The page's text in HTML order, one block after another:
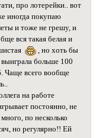
про лотерейки.. вот
иногда покупаю
и тоже не грешу, и
вся такая белая и
, но хоть бы
выиграла больше 100
Чаще всего вообще
на работе
постоянно, не
много, по несколько
но регулярно!! Ей